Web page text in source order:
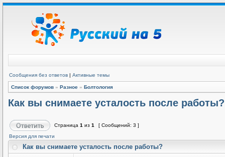
Сообщения без ответов | Активные темы
Список форумов » Разное » Болтология
Как вы снимаете усталость после работы?
Страница 1 из 1
[ Сообщений: 3 ]
Версия для печати
Как вы снимаете усталость после работы?